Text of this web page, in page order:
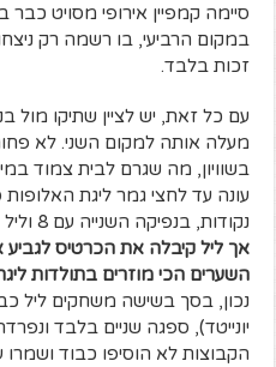
סיימה קמפיין אירופי מסויט
במקום הרביעי, בו רשמה רק
זכות בלבד.
עם כל זאת, יש לציין שתיקו מול
בשוויון, מה שגרם לבית צמוד
נקודות, בנפיקה השנייה עם 8 וליל יונייטד צברו כל אחת 6 נקודות,
אך ליל קיבלה את הכרטיס
השערים הכי מוזרים בתולדות ליגת
הקבוצות לא הוסיפו כבוד